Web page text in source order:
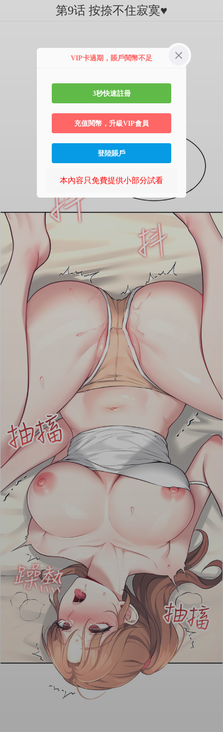
第9话 按捺不住寂寞♥
VIP卡過期，賬戶閱幣不足
3秒快速註冊
充值閱幣，升級VIP會員
登陸賬戶
本內容只免費提供小部分試看